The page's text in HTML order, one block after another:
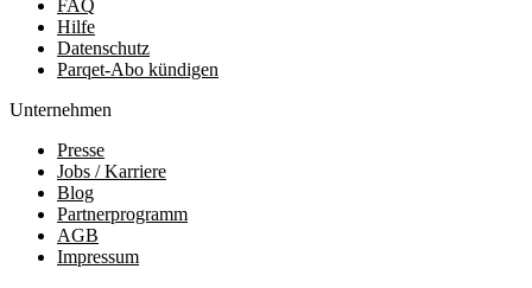
FAQ
Hilfe
Datenschutz
Parqet-Abo kündigen
Unternehmen
Presse
Jobs / Karriere
Blog
Partnerprogramm
AGB
Impressum